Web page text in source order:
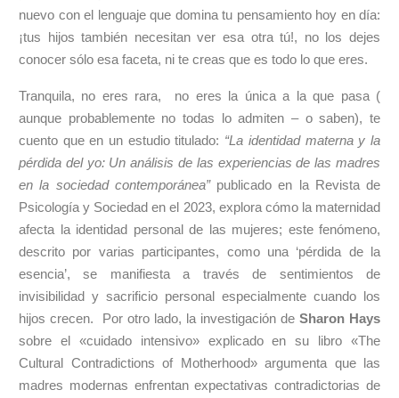
nuevo con el lenguaje que domina tu pensamiento hoy en día:
¡tus hijos también necesitan ver esa otra tú!, no los dejes
conocer sólo esa faceta, ni te creas que es todo lo que eres.
Tranquila, no eres rara, no eres la única a la que pasa (
aunque probablemente no todas lo admiten – o saben), te
cuento que en un estudio titulado: “La identidad materna y la
pérdida del yo: Un análisis de las experiencias de las madres
en la sociedad contemporánea” publicado en la Revista de
Psicología y Sociedad en el 2023, explora cómo la maternidad
afecta la identidad personal de las mujeres; este fenómeno,
descrito por varias participantes, como una ‘pérdida de la
esencia’, se manifiesta a través de sentimientos de
invisibilidad y sacrificio personal especialmente cuando los
hijos crecen. Por otro lado, la investigación de Sharon Hays
sobre el «cuidado intensivo» explicado en su libro «The
Cultural Contradictions of Motherhood» argumenta que las
madres modernas enfrentan expectativas contradictorias de